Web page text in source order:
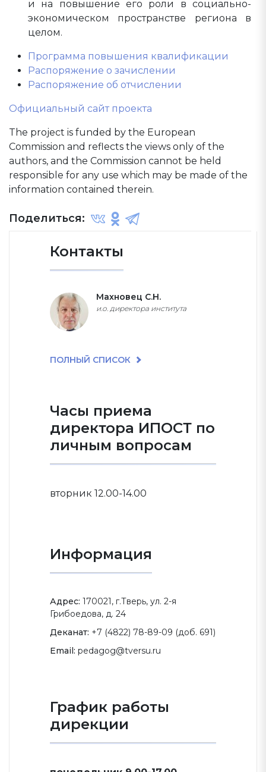
и на повышение его роли в социально-
экономическом пространстве региона в
целом.
Программа повышения квалификации
Распоряжение о зачислении
Распоряжение об отчислении
Официальный сайт проекта
The prоject is funded by the European
Commission and reflects the views only of the
authors, and the Commission cannot be held
responsible for any use which may be made of the
information contained therein.
Поделиться:
Контакты
Махновец С.Н.
и.о. директора института
ПОЛНЫЙ СПИСОК
Часы приема
директора ИПОСТ по
личным вопросам
вторник 12.00-14.00
Информация
Адрес: 170021, г.Тверь, ул. 2-я
Грибоедова, д. 24
Деканат: +7 (4822) 78-89-09 (доб. 691)
Email: pedagog@tversu.ru
График работы
дирекции